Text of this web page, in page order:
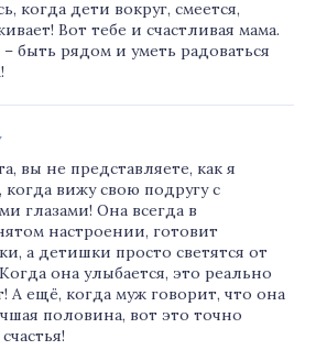
когда дети вокруг, смеется,
Вот тебе и счастливая мама.
быть рядом и уметь радоваться
вы не представляете, как я
когда вижу свою подругу с
глазами! Она всегда в
настроении, готовит
а детишки просто светятся от
Когда она улыбается, это реально
А ещё, когда муж говорит, что она
половина, вот это точно